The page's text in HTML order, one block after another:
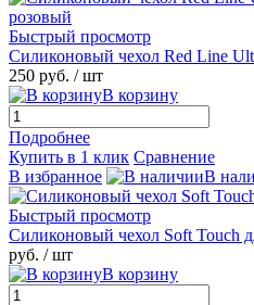
Быстрый просмотр
Силиконовый чехол Red Line
250 руб. / шт
В корзину
Подробнее
Купить в 1 клик Сравнение
В избранное
В
Быстрый просмотр
Силиконовый чехол Soft Touch
руб. / шт
В корзину